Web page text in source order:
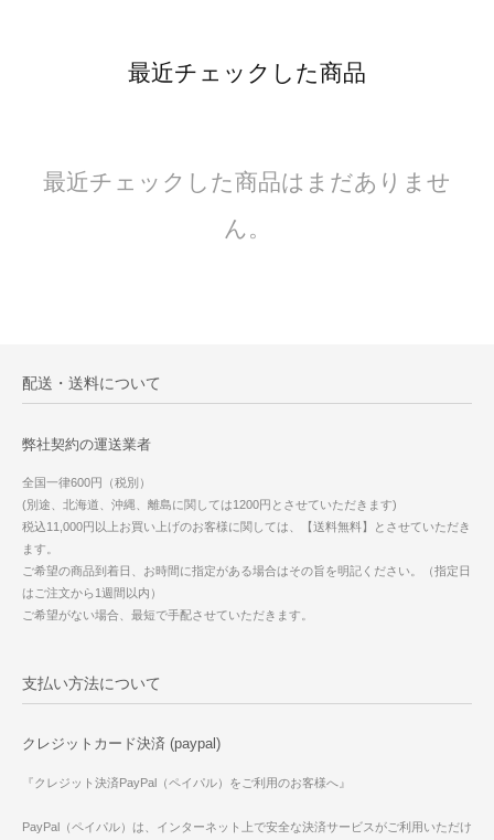
最近チェックした商品
最近チェックした商品はまだありませ
ん。
配送・送料について
弊社契約の運送業者
全国一律600円（税別）
(別途、北海道、沖縄、離島に関しては1200円とさせていただきます)
税込11,000円以上お買い上げのお客様に関しては、【送料無料】とさせていただき
ます。
ご希望の商品到着日、お時間に指定がある場合はその旨を明記ください。（指定日
はご注文から1週間以内）
ご希望がない場合、最短で手配させていただきます。
支払い方法について
クレジットカード決済 (paypal)
『クレジット決済PayPal（ペイパル）をご利用のお客様へ』
PayPal（ペイパル）は、インターネット上で安全な決済サービスがご利用いただけ